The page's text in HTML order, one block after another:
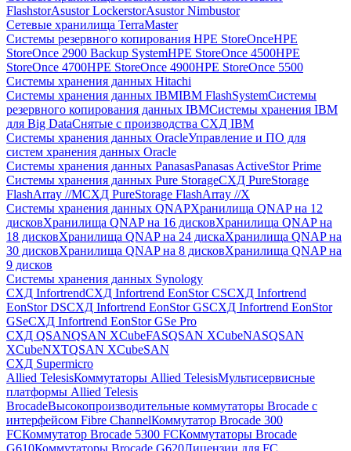
FlashstorAsustor LockerstorAsustor Nimbustor
Сетевые хранилища TerraMaster
Системы резервного копирования HPE StoreOnceHPE
StoreOnce 2900 Backup SystemHPE StoreOnce 4500HPE
StoreOnce 4700HPE StoreOnce 4900HPE StoreOnce 5500
Системы хранения данных Hitachi
Системы хранения данных IBMIBM FlashSystemСистемы
резервного копирования данных IBMСистемы хранения IBM
для Big DataСнятые с производства СХД IBM
Системы хранения данных OracleУправление и ПО для
систем хранения данных Oracle
Системы хранения данных PanasasPanasas ActiveStor Prime
Системы хранения данных Pure StorageСХД PureStorage
FlashArray //MСХД PureStorage FlashArray //X
Системы хранения данных QNAPХранилища QNAP на 12
дисковХранилища QNAP на 16 дисковХранилища QNAP на
18 дисковХранилища QNAP на 24 дискаХранилища QNAP на
30 дисковХранилища QNAP на 8 дисковХранилища QNAP на
9 дисков
Системы хранения данных Synology
СХД InfortrendСХД Infortrend EonStor CSСХД Infortrend
EonStor DSСХД Infortrend EonStor GSСХД Infortrend EonStor
GSeСХД Infortrend EonStor GSe Pro
СХД QSANQSAN XCubeFASQSAN XCubeNASQSAN
XCubeNXTQSAN XCubeSAN
СХД Supermicro
Allied TelesisКоммутаторы Allied TelesisМультисервисные
платформы Allied Telesis
BrocadeВысокопроизводительные коммутаторы Brocade с
интерфейсом Fibre ChannelКоммутатор Brocade 300
FCКоммутатор Brocade 5300 FCКоммутаторы Brocade
G610Коммутаторы Brocade G620Лицензии для FC